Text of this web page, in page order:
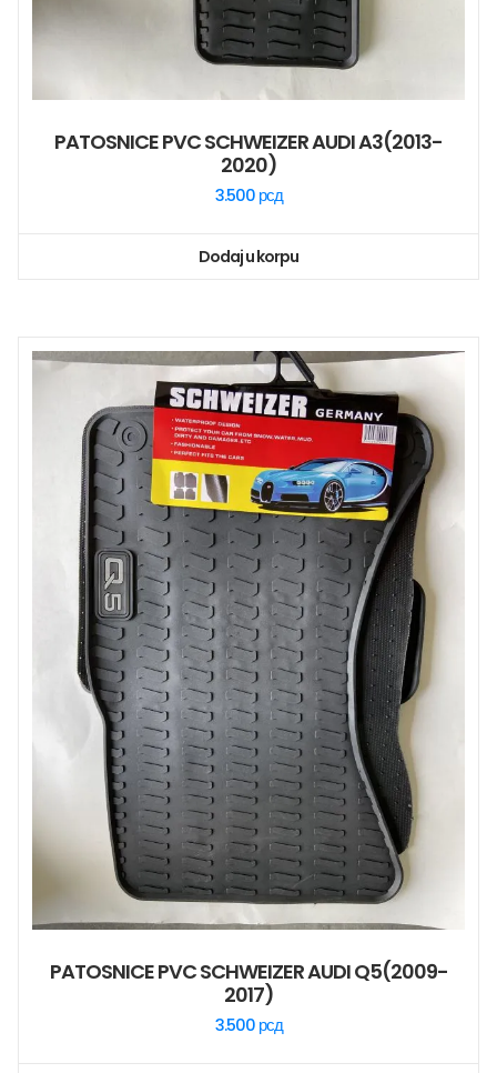
PATOSNICE PVC SCHWEIZER AUDI A3(2013-
2020)
3.500 рсд
Dodaj u korpu
PATOSNICE PVC SCHWEIZER AUDI Q5(2009-
2017)
3.500 рсд